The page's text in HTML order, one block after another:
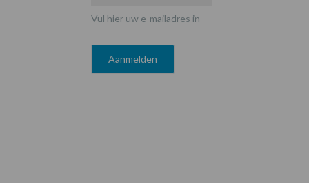
Vul hier uw e-mailadres in